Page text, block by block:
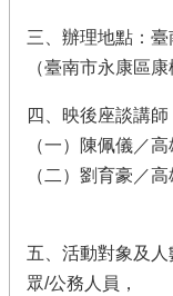
三、辦理地點：
（臺南市永康區
四、映後座談講師
（一）陳佩儀／
（二）劉育豪／
五、活動對象及
眾/公務人員，